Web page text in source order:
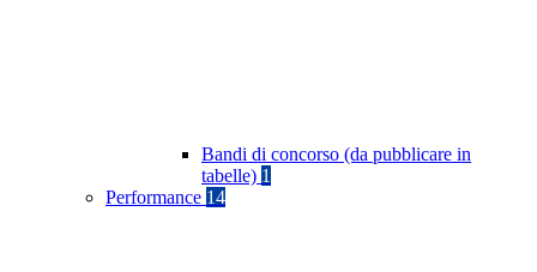
Bandi di concorso (da pubblicare in
tabelle) 1
Performance 14